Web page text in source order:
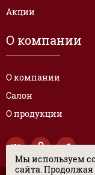
Акции
О компании
О компании
Салон
О продукции
Мы используем
сайта. Продолжая